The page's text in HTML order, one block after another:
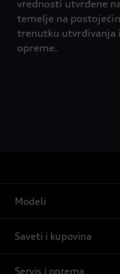
vrednosti utvrđene
temelje na
trenutku utvrđivanja
opreme.
Modeli
Saveti i kupovina
Servis i oprema